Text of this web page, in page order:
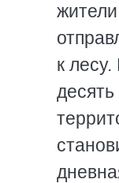
к